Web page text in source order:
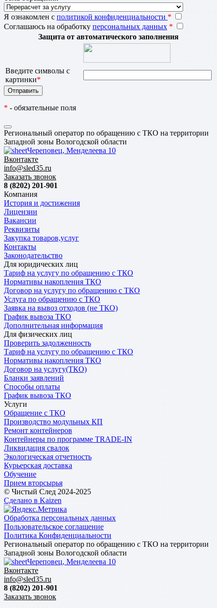
Я ознакомлен с политикой конфиденциальности *
Соглашаюсь на обработку персональных данных *
Защита от автоматического заполнения
Введите символы с
картинки*
* - обязательные поля
Региональный оператор по обращению с ТКО на территории
Западной зоны Вологодской области
Череповец, Менделеева 10
Вконтакте
info@sled35.ru
Заказать звонок
8 (8202) 201-901
Компания
История и достижения
Лицензии
Вакансии
Реквизиты
Закупка товаров,услуг
Контакты
Законодательство
Для юридических лиц
Тариф на услугу по обращению с ТКО
Нормативы накопления ТКО
Договор на услугу по обращению с ТКО
Услуга по обращению с ТКО
Заявка на вывоз отходов (не ТКО)
График вывоза ТКО
Дополнительная информация
Для физических лиц
Проверить задолженность
Тариф на услугу по обращению с ТКО
Нормативы накопления ТКО
Договор на услугу(ТКО)
Бланки заявлений
Способы оплаты
График вывоза ТКО
Услуги
Обращение с ТКО
Производство модульных КП
Ремонт контейнеров
Контейнеры по программе TRADE-IN
Ликвидация свалок
Экологическая отчетность
Курьерская доставка
Обучение
Прием вторсырья
© Чистый След 2024-2025
Сделано в Kaizen
Обработка персональных данных
Пользовательское соглашение
Политика Конфиденциальности
Региональный оператор по обращению с ТКО на территории
Западной зоны Вологодской области
Череповец, Менделеева 10
Вконтакте
info@sled35.ru
8 (8202) 201-901
Заказать звонок